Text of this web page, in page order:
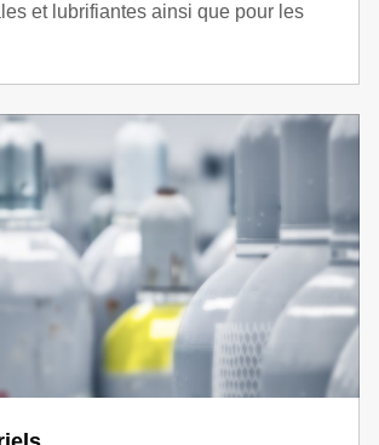
et lubrifiantes ainsi que pour les